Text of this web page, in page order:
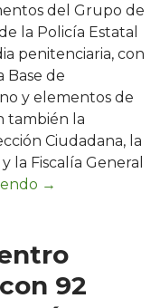
del Grupo de
la Policía Estatal
penitenciaria, con
Base de
y elementos de
también la
Ciudadana, la
la Fiscalía General
92